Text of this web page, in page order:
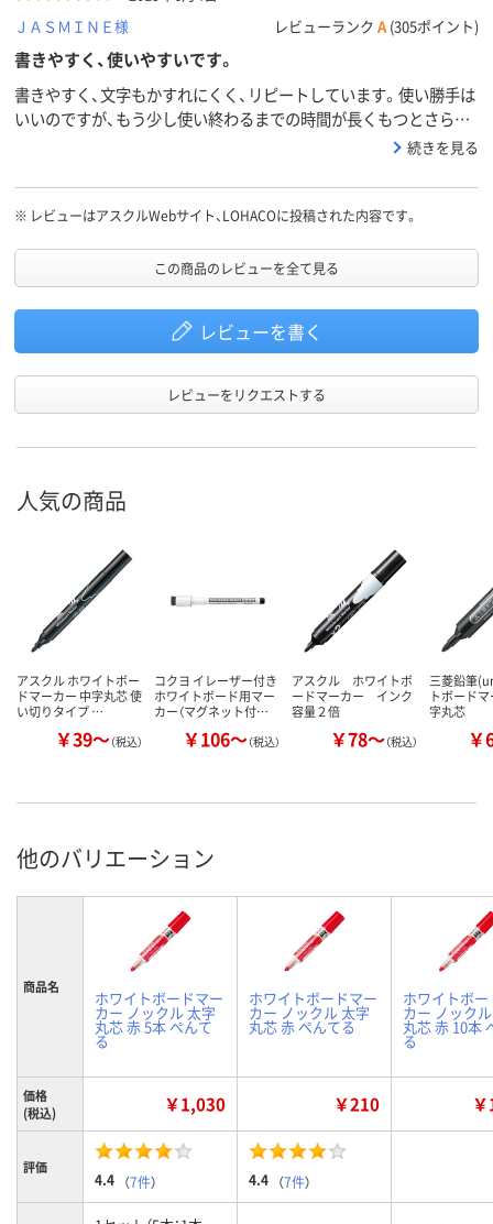
ＪＡＳＭＩＮＥ様
レビューランク A (305ポイント)
書きやすく、使いやすいです。
書きやすく、文字もかすれにくく、リピートしています。使い勝手は
いいのですが、もう少し使い終わるまでの時間が長くもつとさらに
続きを見る
※ レビューはアスクルWebサイト、LOHACOに投稿された内容です。
この商品のレビューを全て見る
レビューを書く
レビューをリクエストする
人気の商品
アスクル ホワイトボー
ドマーカー 中字丸芯 使
い切りタイプ …
￥39～（税込）
コクヨ イレーザー付き
ホワイトボード用マー
カー（マグネット付…
￥106～（税込）
アスクル ホワイトボ
ードマーカー インク
容量２倍
￥78～（税込）
三菱鉛筆
トボード
字丸芯
￥
他のバリエーション
商品名
ホワイトボードマー
カー ノックル 太字
丸芯 赤 5本 ぺんて
る
ホワイトボードマー
カー ノックル 太字
丸芯 赤 ぺんてる
ホワイトボ
カー ノック
丸芯 赤 10本
る
価格
(税込)
￥1,030 ￥210
評価
4.4 （7件） 4.4 （7件）